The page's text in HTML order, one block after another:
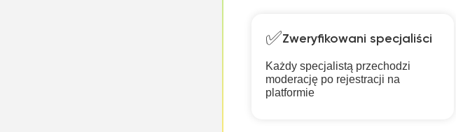
✅Zweryfikowani specjaliści
Każdy specjalistą przechodzi
moderację po rejestracji na
platformie